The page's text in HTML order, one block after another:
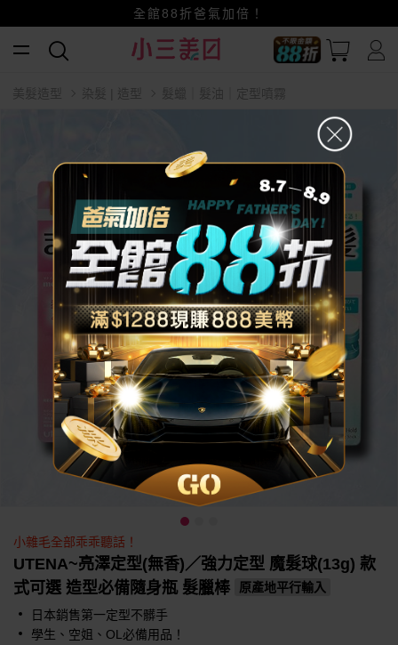
賺美幣~換好禮~立即換GO~
小三美日x全支付~美幣+全點折上折超划算
全館88折爸氣加倍！
美髮造型 染髮 | 造型 髮蠟｜髮油｜定型噴霧
小雜毛全部乖乖聽話！
UTENA~亮澤定型(無香)／強力定型 魔髮球(13g) 款
式可選 造型必備隨身瓶 髮臘棒
原產地平行輸入
日本銷售第一定型不髒手
學生、空姐、OL必備用品！